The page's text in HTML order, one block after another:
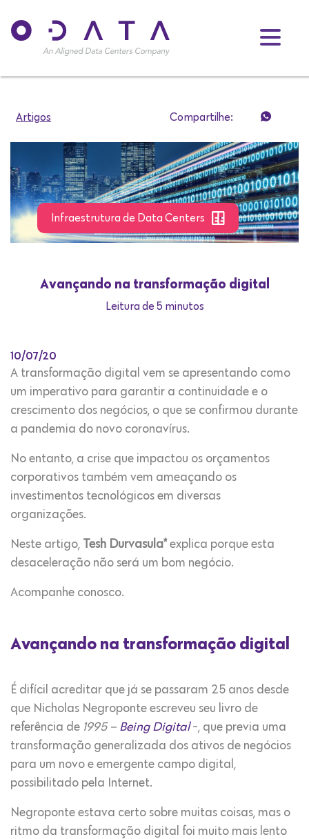
Artigos Compartilhe:
Infraestrutura de Data Centers
Avançando na transformação digital
Leitura de 5 minutos
10/07/20
A transformação digital vem se apresentando como
um imperativo para garantir a continuidade e o
crescimento dos negócios, o que se confirmou durante
a pandemia do novo coronavírus.
No entanto, a crise que impactou os orçamentos
corporativos também vem ameaçando os
investimentos tecnológicos em diversas
organizações.
Neste artigo, Tesh Durvasula* explica porque esta
desaceleração não será um bom negócio.
Acompanhe conosco.
Avançando na transformação digital
É difícil acreditar que já se passaram 25 anos desde
que Nicholas Negroponte escreveu seu livro de
referência de 1995 – Being Digital-, que previa uma
transformação generalizada dos ativos de negócios
para um novo e emergente campo digital,
possibilitado pela Internet.
Negroponte estava certo sobre muitas coisas, mas o
ritmo da transformação digital foi muito mais lento